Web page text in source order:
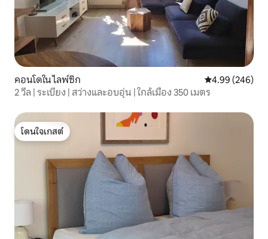
คอนโดใน ไลพ์ซิก คะแนนเฉลี่ย
4.99 (246)
2 วีล | ระเบียง | สว่างและอบอุ่น | ใกล้เมือง 350 เมตร
โดนใจเกสต์
โดนใจเกสต์